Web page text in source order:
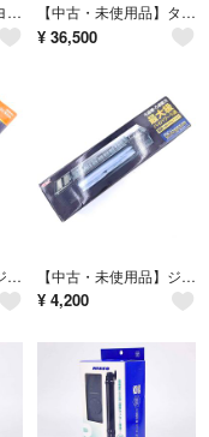
【中古・未使用品】ヨネックス ニューオフィシャル F-80 バドミントン シャトル 3番 10ダース YONEX 【中古・未使用品】タカラ工業 ウォータークリーナー 渓流R TW-561 池クリーナー アクアリウム
¥ 36,500
【中古・未使用品】ジェックス DUAL CLEAN デュアルクリーンフリー 上部式フィルター DC-4560 GEX 幅45～60cm水槽用 スライド式 アクアリウム 【中古・未使用品】ジェックス GRANDE 600 グランデ 600 GR-600 GEX 観賞魚用上部フィルター アクアリウム
¥ 4,200